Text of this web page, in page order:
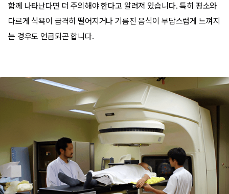
함께 나타난다면 더 주의해야 한다고 알려져 있습니다. 특히 평소와
다르게 식욕이 급격히 떨어지거나 기름진 음식이 부담스럽게 느껴지
는 경우도 언급되곤 합니다.